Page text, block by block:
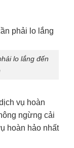
lo lắng đến
vụ hoàn
ngừng cải
hoàn hảo nhất